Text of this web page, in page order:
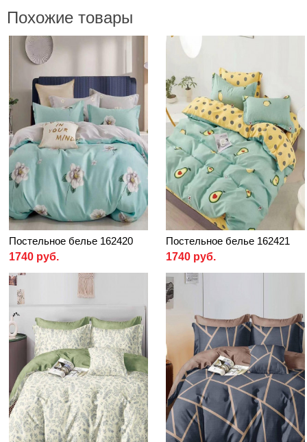
Похожие товары
Постельное белье 162420
1740 руб.
Постельное белье 162421
1740 руб.